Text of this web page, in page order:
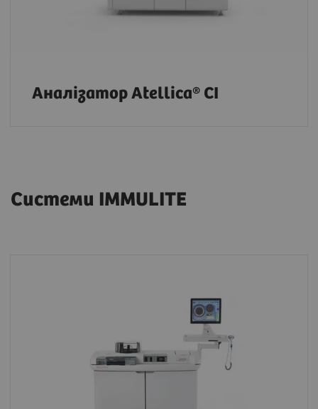
Аналізатор Atellica® CI
Системи IMMULITE